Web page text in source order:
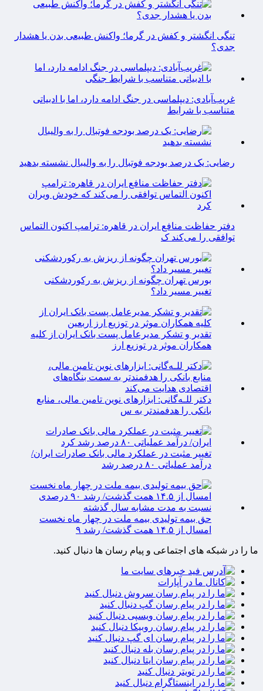
تنگی انگشتر و کفش در گرما؛ واکنش طبیعی بدن یا هشدار
جدی؟
غریب‌آبادی: دیپلماسی در جنگ ادامه دارد، اما با ادبیاتی
متناسب با شرایط
رضایی: یک درصد بودجه فوتبال را به والیبال نشسته بدهید
دفتر حفاظت منافع ایران در قاهره: ترامپ اکنون التماس
توافقی را می‌کند ک
بورس تهران چگونه از ریزش به رکوردشکنی
تغییر مسیر داد؟
تقدیر و تشکر مدیرعامل پست بانک ایران از کلیه
همکاران موثر در توزیع ارز
دکتر للـه‌گانی: ابزارهای نوین تامین مالی، منابع
بانکی را هدفمندتر به س
تغییر مثبت در عملکرد مالی بانک صادرات ایران/
درآمد عملیاتی ۸۰ درصد رشد
حق بیمه تولیدی بیمه ملت در چهار ماه نخست
امسال از ۱۴.۵ همت گذشت/ رشد ۹
ما را در شبکه های اجتماعی و پیام رسان ها دنبال کنید.